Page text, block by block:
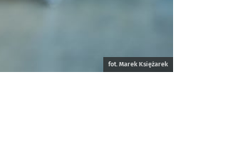
fot. Marek Księżarek